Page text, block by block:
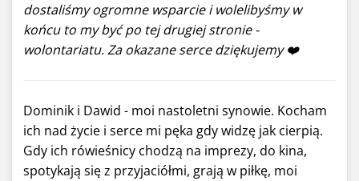
dostaliśmy ogromne wsparcie i wolelibyśmy w
końcu to my być po tej drugiej stronie -
wolontariatu. Za okazane serce dziękujemy ❤️
Dominik i Dawid - moi nastoletni synowie. Kocham
ich nad życie i serce mi pęka gdy widzę jak cierpią.
Gdy ich rówieśnicy chodzą na imprezy, do kina,
spotykają się z przyjaciółmi, grają w piłkę, moi